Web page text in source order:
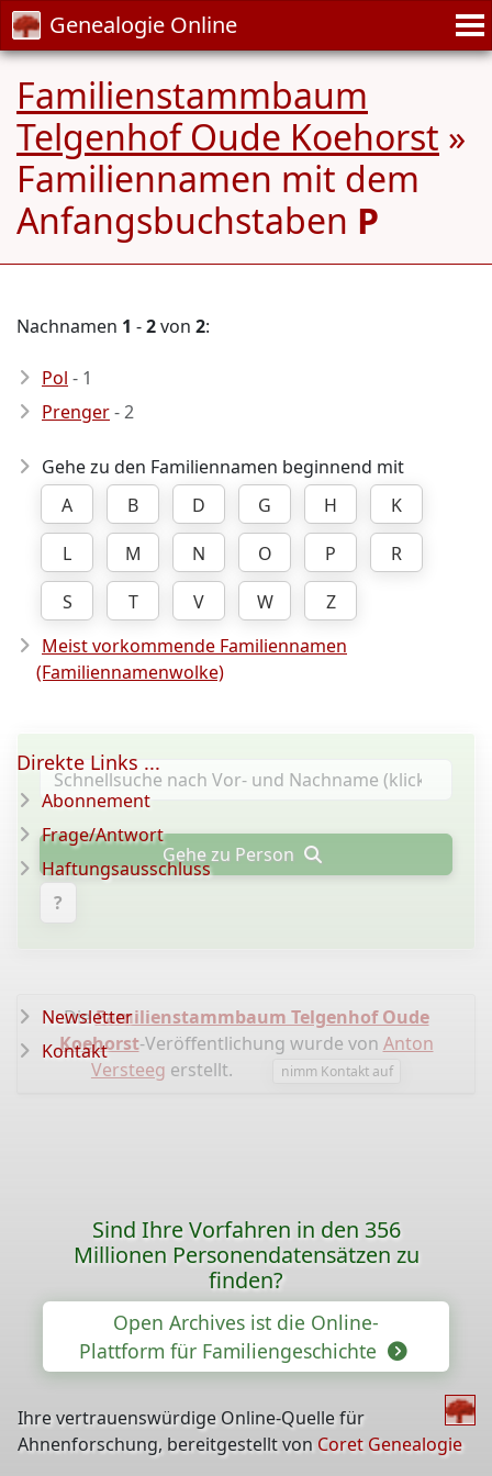
Genealogie Online
Familienstammbaum
Telgenhof Oude Koehorst »
Familiennamen mit dem
Anfangsbuchstaben P
Nachnamen 1 -2von 2:
Pol - 1
Prenger- 2
Gehe zu den Familiennamen beginnend mit
A
B D G H
K
L
M N O P
R
S
T V W
Z
Meist vorkommende Familiennamen
(Familiennamenwolke)
Gehe zu Person
?
DieFamilienstammbaum Telgenhof Oude
Koehorst-Veröffentlichung wurde von Anton
Versteeg erstellt. nimm Kontakt auf
Direkte Links ...
Abonnement
Frage/Antwort
Haftungsausschluss
Newsletter
Kontakt
Sind Ihre Vorfahren in den 356
Millionen Personendatensätzen zu
finden?
Open Archives ist die Online-
Plattform für Familiengeschichte
Ihre vertrauenswürdige Online-Quelle für
Ahnenforschung, bereitgestellt von Coret Genealogie